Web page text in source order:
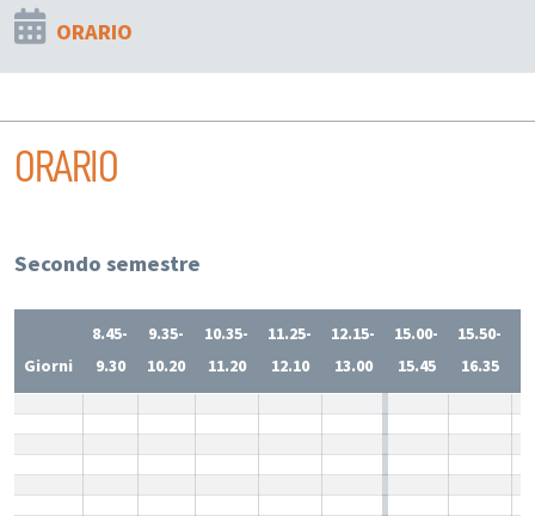
ORARIO
ORARIO
Secondo semestre
Giorni
8.45-
9.30
9.35-
10.20
10.35-
11.20
11.25-
12.10
12.15-
13.00
15.00-
15.45
15.50-
16.35